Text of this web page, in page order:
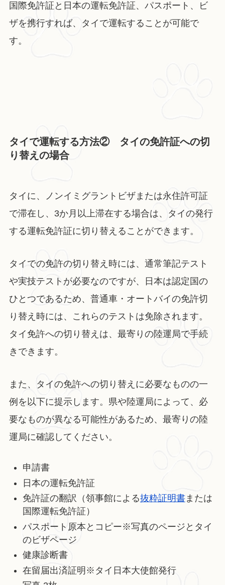
国際免許証と日本の運転免許証、パスポート、ビ
ザを携行すれば、タイで運転することが可能で
す。
タイで運転する方法② タイの免許証への切
り替えの場合
タイに、ノンイミグラントビザまたは永住許可証
で滞在し、3か月以上滞在する場合は、タイの発行
する運転免許証に切り替えることができます。
タイでの免許の切り替え時には、通常筆記テスト
や実技テストが必要なのですが、日本は認定国の
ひとつであるため、普通車・オートバイの免許切
り替え時には、これらのテストは免除されます。
タイ免許への切り替えは、最寄りの陸運局で手続
きできます。
また、タイの免許への切り替えに必要なものの一
例を以下に提示します。県や陸運局によって、必
要なものが異なる可能性があるため、最寄りの陸
運局に確認してください。
申請書
日本の運転免許証
免許証の翻訳（領事館による抜粋証明書または
国際運転免許証）
パスポート原本とコピー※写真のページとタイ
のビザページ
健康診断書
在留届出済証明※タイ日本大使館発行